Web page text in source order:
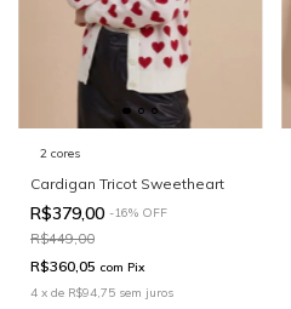
2 cores
Cardigan Tricot Sweetheart
R$379,00 -16% OFF
R$449,00
R$360,05 com Pix
4 x de R$94,75 sem juros